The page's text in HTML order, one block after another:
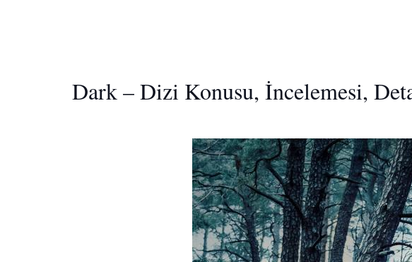
Dark – Dizi Konusu, İncelemesi,